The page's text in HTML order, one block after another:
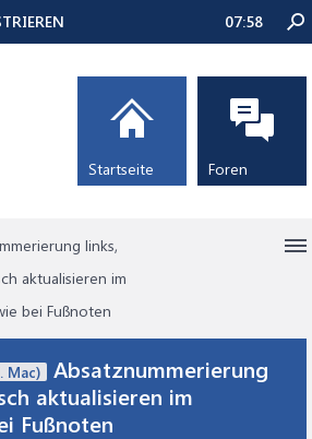
links,
aktualisieren im
bei Fußnoten
Mac)
Absatznummerierung
aktualisieren im
Fußnoten
07:58
Startseite Foren